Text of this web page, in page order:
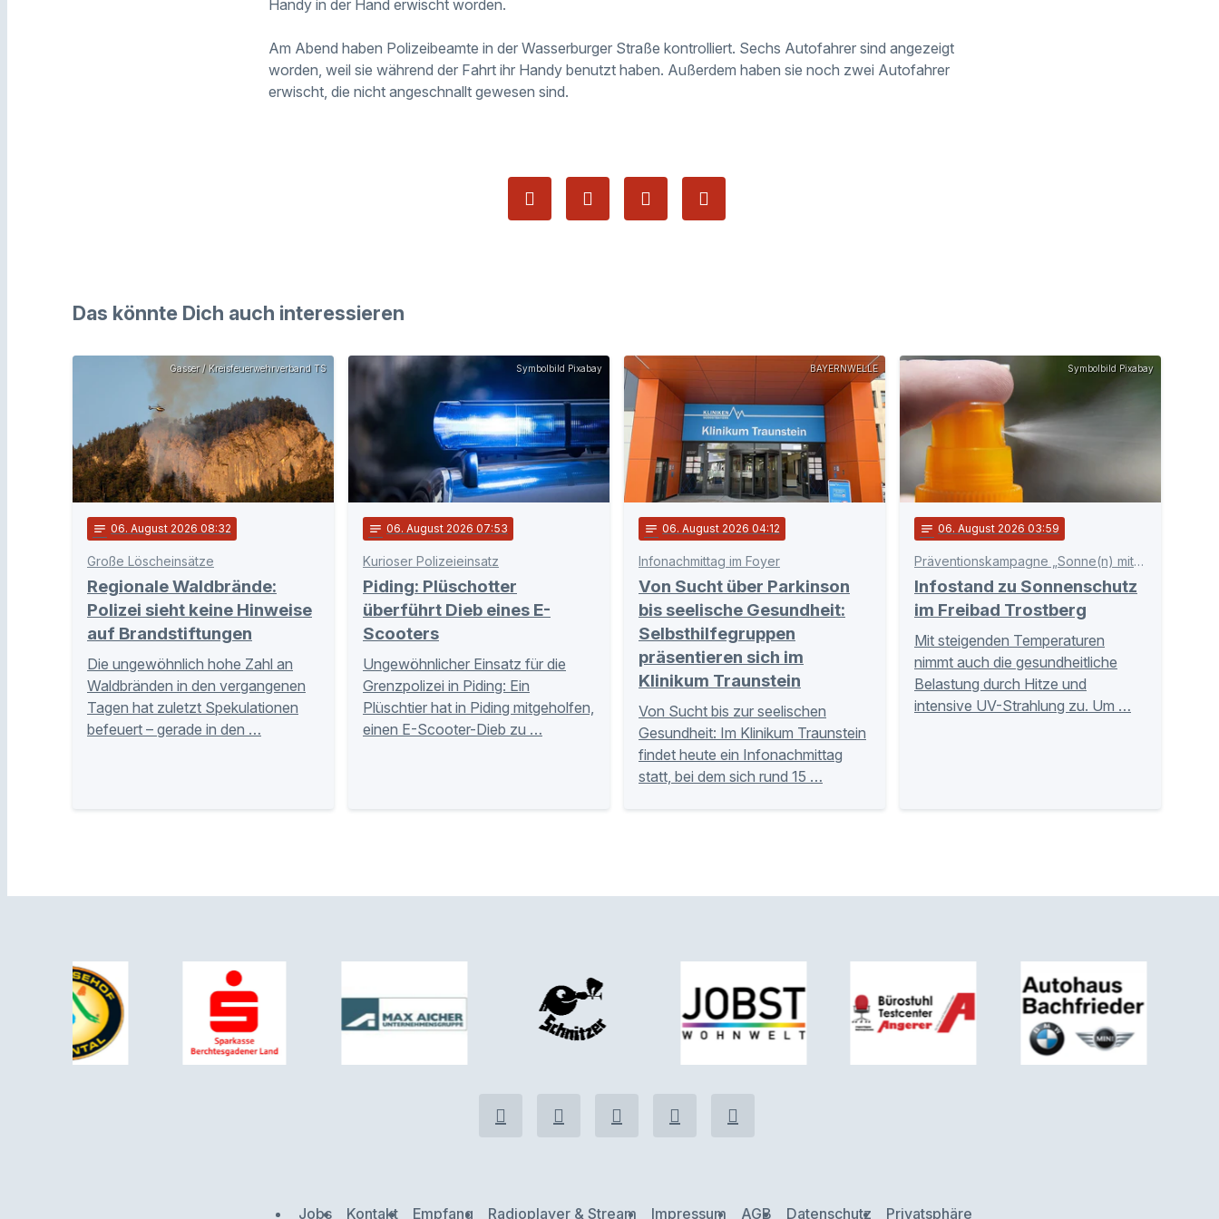
Handy in der Hand erwischt worden.
Am Abend haben Polizeibeamte in der Wasserburger Straße kontrolliert. Sechs Autofahrer sind angezeigt
worden, weil sie während der Fahrt ihr Handy benutzt haben. Außerdem haben sie noch zwei Autofahrer
erwischt, die nicht angeschnallt gewesen sind.
Das könnte Dich auch interessieren
Gasser / Kreisfeuerwehrverband TS
notes 06. August 2026 08:32
Große Löscheinsätze
Regionale Waldbrände:
Polizei sieht keine Hinweise
auf Brandstiftungen
Die ungewöhnlich hohe Zahl an
Waldbränden in den vergangenen
Tagen hat zuletzt Spekulationen
befeuert – gerade in den …
Symbolbild Pixabay
notes 06. August 2026 07:53
Kurioser Polizeieinsatz
Piding: Plüschotter
überführt Dieb eines E-
Scooters
Ungewöhnlicher Einsatz für die
Grenzpolizei in Piding: Ein
Plüschtier hat in Piding mitgeholfen,
einen E-Scooter-Dieb zu …
BAYERNWELLE
notes 06. August 2026 04:12
Infonachmittag im Foyer
Von Sucht über Parkinson
bis seelische Gesundheit:
Selbsthilfegruppen
präsentieren sich im
Klinikum Traunstein
Von Sucht bis zur seelischen
Gesundheit: Im Klinikum Traunstein
findet heute ein Infonachmittag
statt, bei dem sich rund 15 …
Symbolbild Pixabay
notes 06. August 2026 03:59
Präventionskampagne „Sonne(n) mit Verstand“
Infostand zu Sonnenschutz
im Freibad Trostberg
Mit steigenden Temperaturen
nimmt auch die gesundheitliche
Belastung durch Hitze und
intensive UV-Strahlung zu. Um …
Jobs Kontakt Empfang Radioplayer & Stream Impressum AGB Datenschutz Privatsphäre